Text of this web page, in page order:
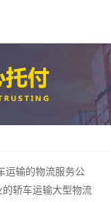
输的物流服务公
轿车运输大型物流